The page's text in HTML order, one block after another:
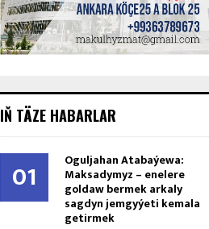
IŇ TÄZE HABARLAR
01 Oguljahan Atabaýewa:
Maksadymyz – enelere
goldaw bermek arkaly
sagdyn jemgyýeti kemala
getirmek